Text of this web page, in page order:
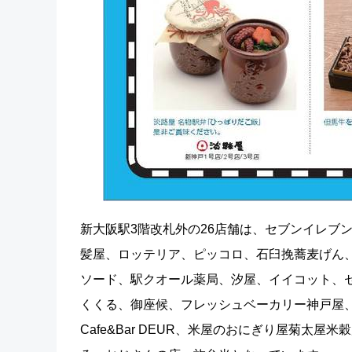
新大阪駅3階改札外の26店舗は、セブンイレブ
髪屋、ロッテリア、ピッコロ、石臼挽蕎麦げ
ソード、駅クオール薬局、汐屋、イイコット
くくる、御座候、フレッシュベーカリー神戸
Cafe&Bar DEUR、米屋のおにぎり屋菊太屋米